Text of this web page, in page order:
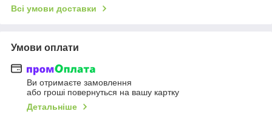
Всі умови доставки
Умови оплати
Ви отримаєте замовлення
або гроші повернуться на вашу картку
Детальніше